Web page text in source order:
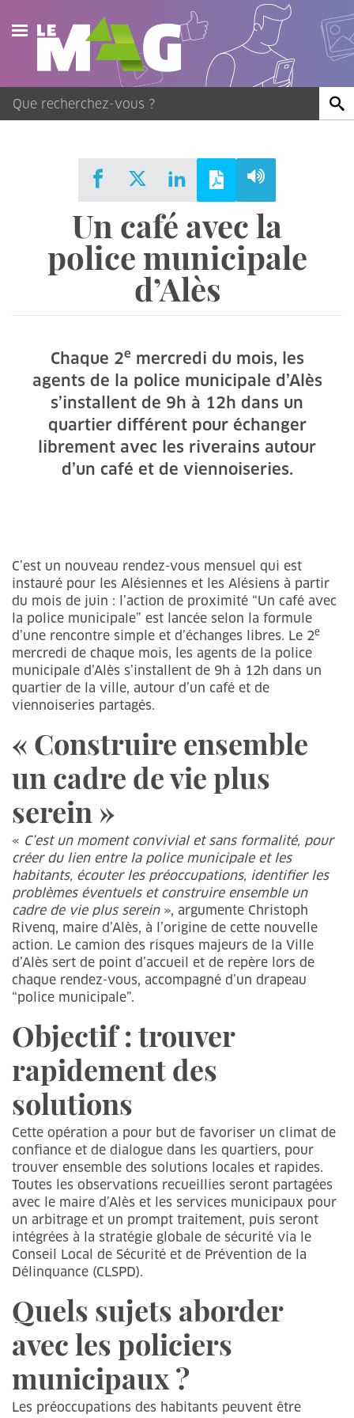
Actualités
Agenda
Publications
ContactUn café avec la
police municipale
d’Alès
Chaque 2e mercredi du mois, les
agents de la police municipale d’Alès
s’installent de 9h à 12h dans un
quartier différent pour échanger
librement avec les riverains autour
d’un café et de viennoiseries.
C’est un nouveau rendez-vous mensuel qui est
instauré pour les Alésiennes et les Alésiens à partir
du mois de juin : l’action de proximité “Un café avec
la police municipale” est lancée selon la formule
d’une rencontre simple et d’échanges libres. Le 2e
mercredi de chaque mois, les agents de la police
municipale d’Alès s’installent de 9h à 12h dans un
quartier de la ville, autour d’un café et de
viennoiseries partagés.
« Construire ensemble
un cadre de vie plus
serein »
« C’est un moment convivial et sans formalité, pour
créer du lien entre la police municipale et les
habitants, écouter les préoccupations, identifier les
problèmes éventuels et construire ensemble un
cadre de vie plus serein», argumente Christoph
Rivenq, maire d’Alès, à l’origine de cette nouvelle
action. Le camion des risques majeurs de la Ville
d’Alès sert de point d’accueil et de repère lors de
chaque rendez-vous, accompagné d’un drapeau
“police municipale”.
Objectif : trouver
rapidement des
solutions
Cette opération a pour but de favoriser un climat de
confiance et de dialogue dans les quartiers, pour
trouver ensemble des solutions locales et rapides.
Toutes les observations recueillies seront partagées
avec le maire d’Alès et les services municipaux pour
un arbitrage et un prompt traitement, puis seront
intégrées à la stratégie globale de sécurité via le
Conseil Local de Sécurité et de Prévention de la
Délinquance (CLSPD).
Quels sujets aborder
avec les policiers
municipaux ?
Les préoccupations des habitants peuvent être